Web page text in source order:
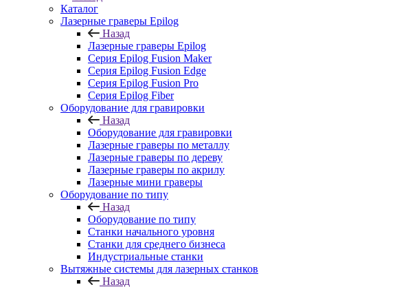
Каталог
Лазерные граверы Epilog
Назад
Лазерные граверы Epilog
Серия Epilog Fusion Maker
Серия Epilog Fusion Edge
Серия Epilog Fusion Pro
Серия Epilog Fiber
Оборудование для гравировки
Назад
Оборудование для гравировки
Лазерные граверы по металлу
Лазерные граверы по дереву
Лазерные граверы по акрилу
Лазерные мини граверы
Оборудование по типу
Назад
Оборудование по типу
Cтанки начального уровня
Станки для среднего бизнеса
Индустриальные станки
Вытяжные системы для лазерных станков
Назад